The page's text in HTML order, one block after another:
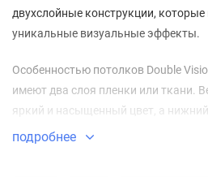
двухслойные конструкции,
уникальные визуальные эффекты.
Особенностью потолков Double
имеют два слоя пленки или ткани.
яркий и насыщенный цвет, а
нейтральный. Это позволяет
подробнее